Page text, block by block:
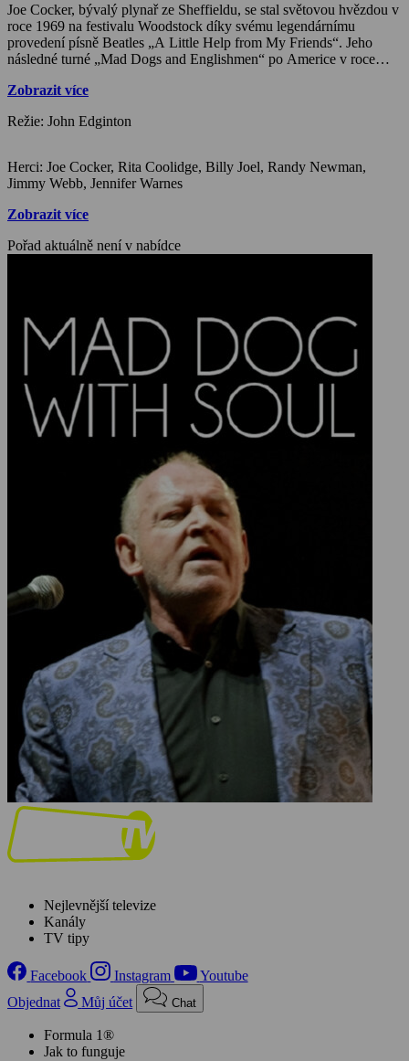
Joe Cocker, bývalý plynař ze Sheffieldu, se stal světovou hvězdou v
roce 1969 na festivalu Woodstock díky svému legendárnímu
provedení písně Beatles „A Little Help from My Friends“. Jeho
následné turné „Mad Dogs and Englishmen“ po Americe v roce
rostoucí hvězdnou slávou však rostl tlak na jeho psychiku a v 70.
přibližuje vítězný boj se závislostí na alkoholu a drogách, ale i ten
rodinných příslušníků, spolupracovníků a dalších hudebníků
doplňují obrázek nespoutaného rockera s citlivou duší.
Zobrazit více
Režie: John Edginton
Herci: Joe Cocker, Rita Coolidge, Billy Joel, Randy Newman,
Jimmy Webb, Jennifer Warnes
Zobrazit více
Pořad aktuálně není v nabídce
Nejlevnější televize
Kanály
TV tipy
Facebook Instagram
Youtube
Objednat
Můj účet Chat
Formula 1®
Jak to funguje